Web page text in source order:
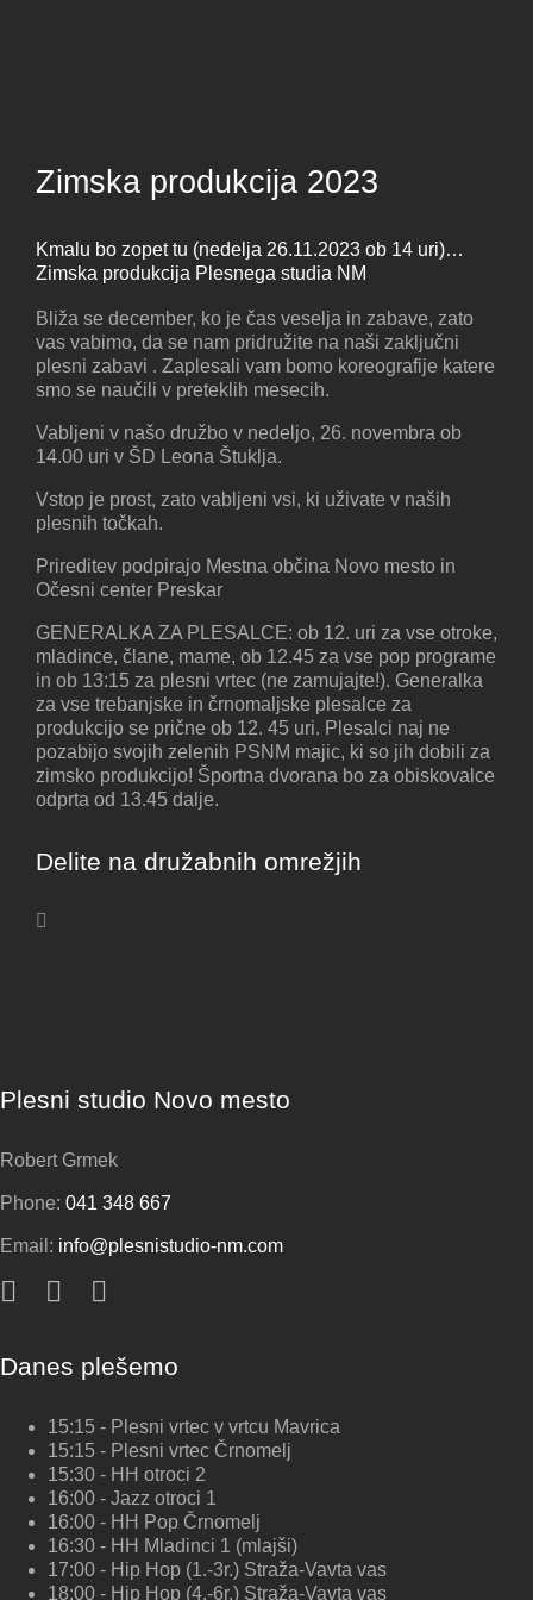
Zimska produkcija 2023
Kmalu bo zopet tu (nedelja 26.11.2023 ob 14 uri)…
Zimska produkcija Plesnega studia NM
Bliža se december, ko je čas veselja in zabave, zato
vas vabimo, da se nam pridružite na naši zaključni
plesni zabavi . Zaplesali vam bomo koreografije katere
smo se naučili v preteklih mesecih.
Vabljeni v našo družbo v nedeljo, 26. novembra ob
14.00 uri v ŠD Leona Štuklja.
Vstop je prost, zato vabljeni vsi, ki uživate v naših
plesnih točkah.
Prireditev podpirajo Mestna občina Novo mesto in
Očesni center Preskar
GENERALKA ZA PLESALCE: ob 12. uri za vse otroke,
mladince, člane, mame, ob 12.45 za vse pop programe
in ob 13:15 za plesni vrtec (ne zamujajte!). Generalka
za vse trebanjske in črnomaljske plesalce za
produkcijo se prične ob 12. 45 uri. Plesalci naj ne
pozabijo svojih zelenih PSNM majic, ki so jih dobili za
zimsko produkcijo! Športna dvorana bo za obiskovalce
odprta od 13.45 dalje.
Delite na družabnih omrežjih
Plesni studio Novo mesto
Robert Grmek
Phone: 041 348 667
Email: info@plesnistudio-nm.com
Danes plešemo
15:15 - Plesni vrtec v vrtcu Mavrica
15:15 - Plesni vrtec Črnomelj
15:30 - HH otroci 2
16:00 - Jazz otroci 1
16:00 - HH Pop Črnomelj
16:30 - HH Mladinci 1 (mlajši)
17:00 - Hip Hop (1.-3r.) Straža-Vavta vas
18:00 - Hip Hop (4.-6r.) Straža-Vavta vas